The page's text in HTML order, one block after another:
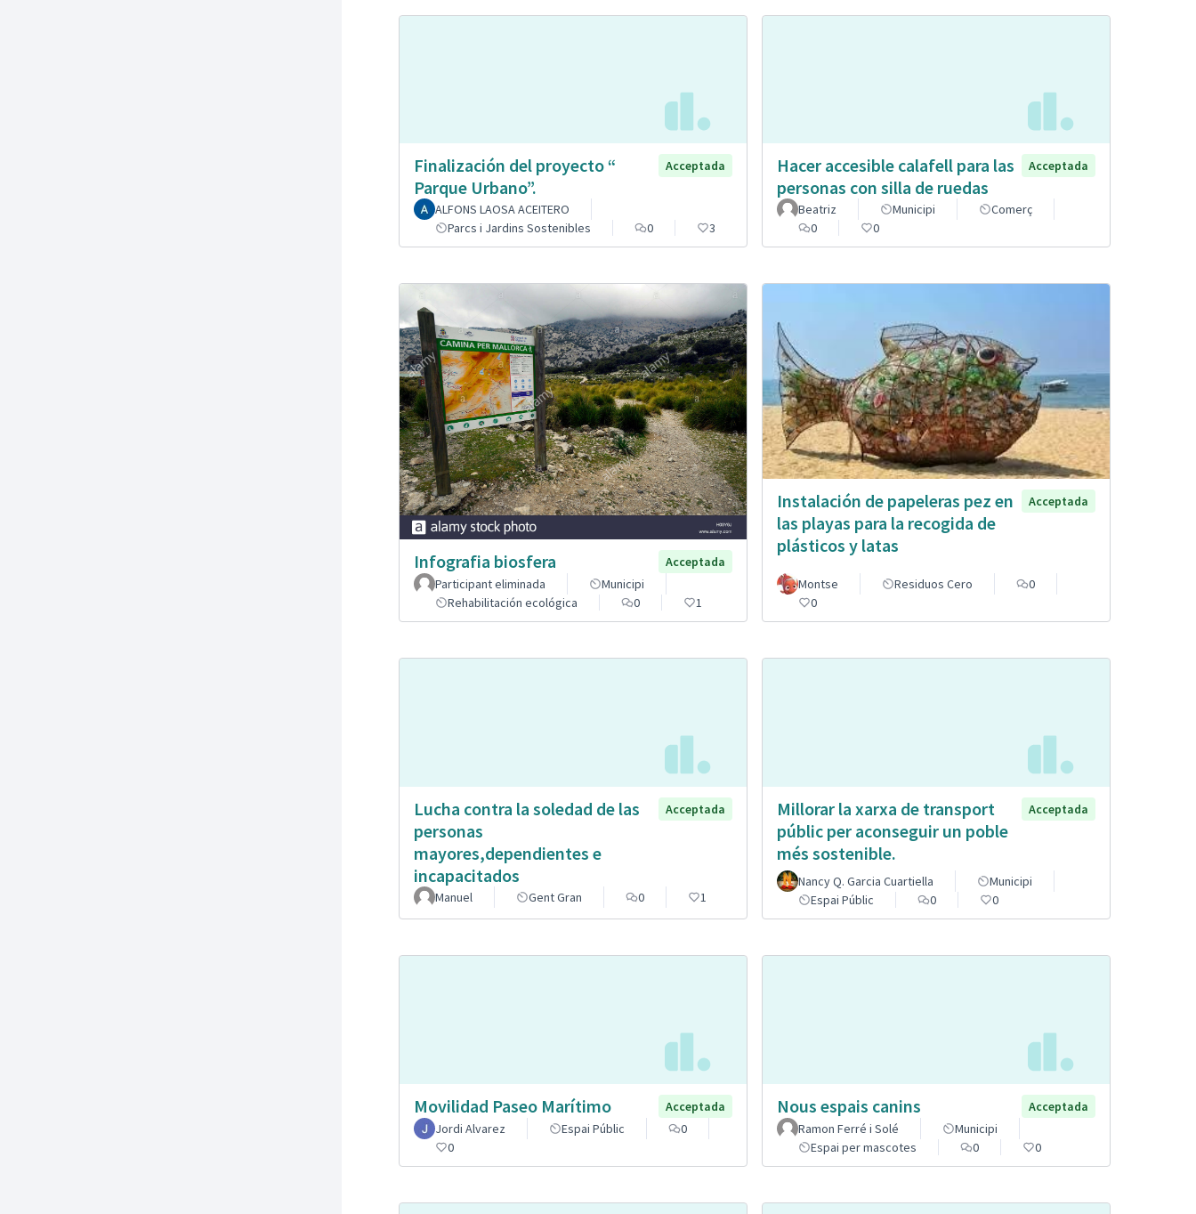
Finalización del proyecto “
Parque Urbano”.
Acceptada
ALFONS LAOSA ACEITERO
Parcs i Jardins Sostenibles
0 3
Hacer accesible calafell para las
personas con silla de ruedas
Acceptada
Beatriz Municipi
Comerç
0
0
Infografia biosfera
Acceptada
Participant eliminada
Municipi
Rehabilitación ecológica
0 1
Instalación de papeleras pez en
las playas para la recogida de
plásticos y latas
Acceptada
Montse Residuos Cero
0
0
Lucha contra la soledad de las
personas
mayores,dependientes e
incapacitados
Acceptada
Manuel Gent Gran 0 1
Millorar la xarxa de transport
públic per aconseguir un poble
més sostenible.
Acceptada
Nancy Q. Garcia Cuartiella
Municipi
Espai Públic
0 0
Movilidad Paseo Marítimo
Acceptada
Jordi Alvarez
Espai Públic
0
0
Nous espais canins
Acceptada
Ramon Ferré i Solé
Municipi
Espai per mascotes
0 0